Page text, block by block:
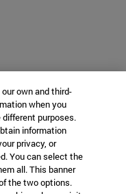
own and third-
when you
purposes.
information
privacy, or
You can select the
all. This banner
the two options.